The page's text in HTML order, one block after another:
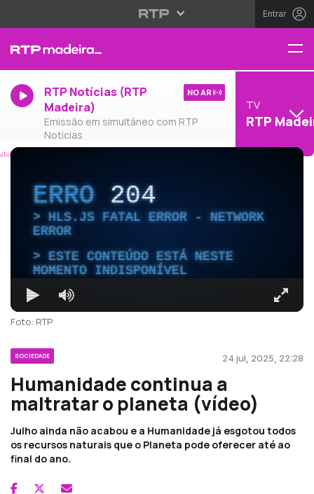
Entrar
RTP Notícias (RTP
Madeira)
Emissão em simultâneo com RTP
Notícias
NO AR
TV
RTP
ERRO204
HLS.JS FATAL ERROR - NETWORK
ERROR
ESTE CONTEÚDO ESTÁ NESTE
MOMENTO INDISPONÍVEL
Foto: RTP
SOCIEDADE 24 jul, 2025, 22:28
Humanidade continua a
maltratar o planeta (vídeo)
Julho ainda não acabou e a Humanidade já esgotou todos
os recursos naturais que o Planeta pode oferecer até ao
final do ano.